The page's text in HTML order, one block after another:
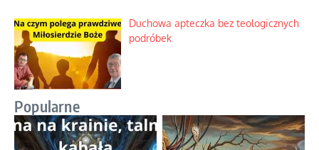
Duchowa apteczka bez teologicznych
podróbek
Popularne